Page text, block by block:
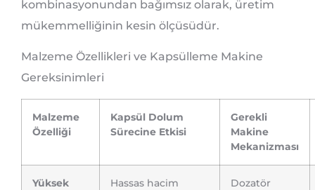
kombinasyonundan bağımsız olarak, üretim
mükemmelliğinin kesin ölçüsüdür.
Malzeme Özellikleri ve Kapsülleme Makine
Gereksinimleri
Malzeme
Özelliği
Kapsül Dolum
Sürecine Etkisi
Gerekli
Makine
Mekanizması
Yüksek
Hassas hacim
Dozatör